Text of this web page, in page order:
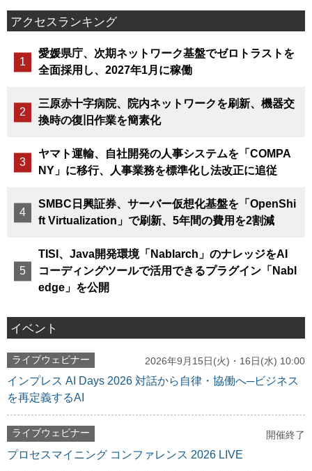
アクセスランキング
愛媛県庁、次期ネットワーク基盤でゼロトラストを
全面採用し、2027年1月に稼働
三原赤十字病院、院内ネットワークを刷新、機器交
換時の復旧作業を簡素化
ヤマト運輸、自社開発の人事システムを「COMPA
NY」に移行、人事業務を標準化し法改正に追従
SMBC日興証券、サーバー仮想化基盤を「OpenShi
ft Virtualization」で刷新、5年間の費用を2割減
TISI、Java開発環境「Nablarch」のナレッジをAI
コーディングツールで活用できるプラグイン「Nabl
edge」を公開
イベント
ライブウェビナー 2026年9月15日(火)・16日(水) 10:00
インプレス AI Days 2026 対話から自律・協働へ─ビジネス
を再定義するAI
ライブウェビナー 開催終了
プロセスマイニング コンファレンス 2026 LIVE